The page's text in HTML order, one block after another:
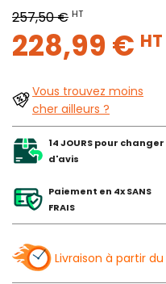
257,50 € HT
228,99 € HT
Vous trouvez moins
cher ailleurs ?
14 JOURS pour changer
d'avis
Paiement en 4x SANS
FRAIS
Livraison à partir du